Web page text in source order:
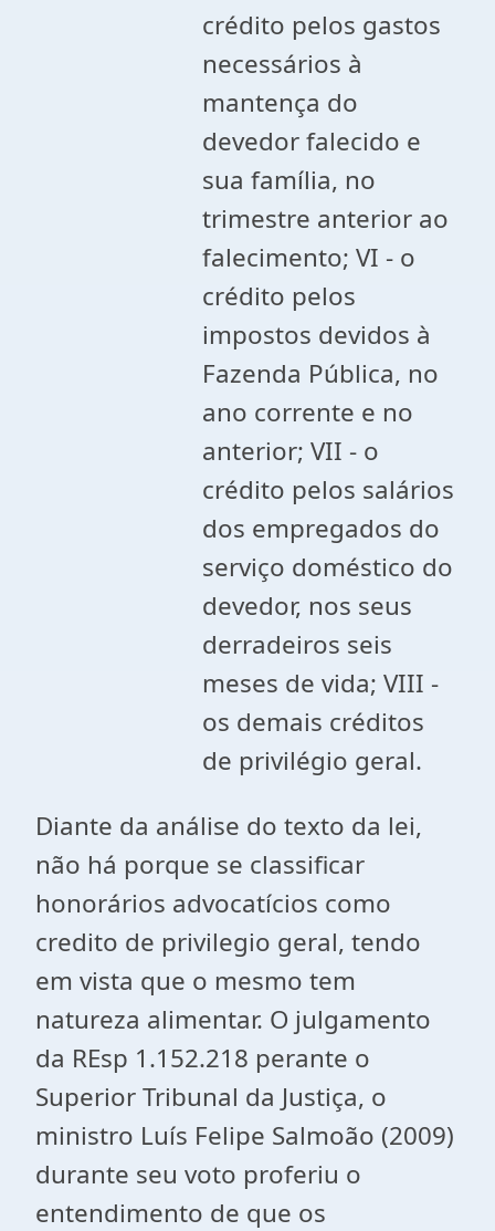
crédito pelos gastos
necessários à
mantença do
devedor falecido e
sua família, no
trimestre anterior ao
falecimento; VI - o
crédito pelos
impostos devidos à
Fazenda Pública, no
ano corrente e no
anterior; VII - o
crédito pelos salários
dos empregados do
serviço doméstico do
devedor, nos seus
derradeiros seis
meses de vida; VIII -
os demais créditos
de privilégio geral.
Diante da análise do texto da lei,
não há porque se classificar
honorários advocatícios como
credito de privilegio geral, tendo
em vista que o mesmo tem
natureza alimentar. O julgamento
da REsp 1.152.218 perante o
Superior Tribunal da Justiça, o
ministro Luís Felipe Salmoão (2009)
durante seu voto proferiu o
entendimento de que os